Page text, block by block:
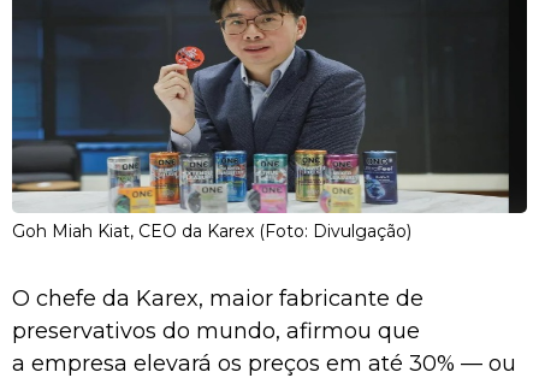
Goh Miah Kiat, CEO da Karex (Foto: Divulgação)
O chefe da Karex, maior fabricante de
preservativos do mundo, afirmou que
a empresa elevará os preços em até 30% — ou